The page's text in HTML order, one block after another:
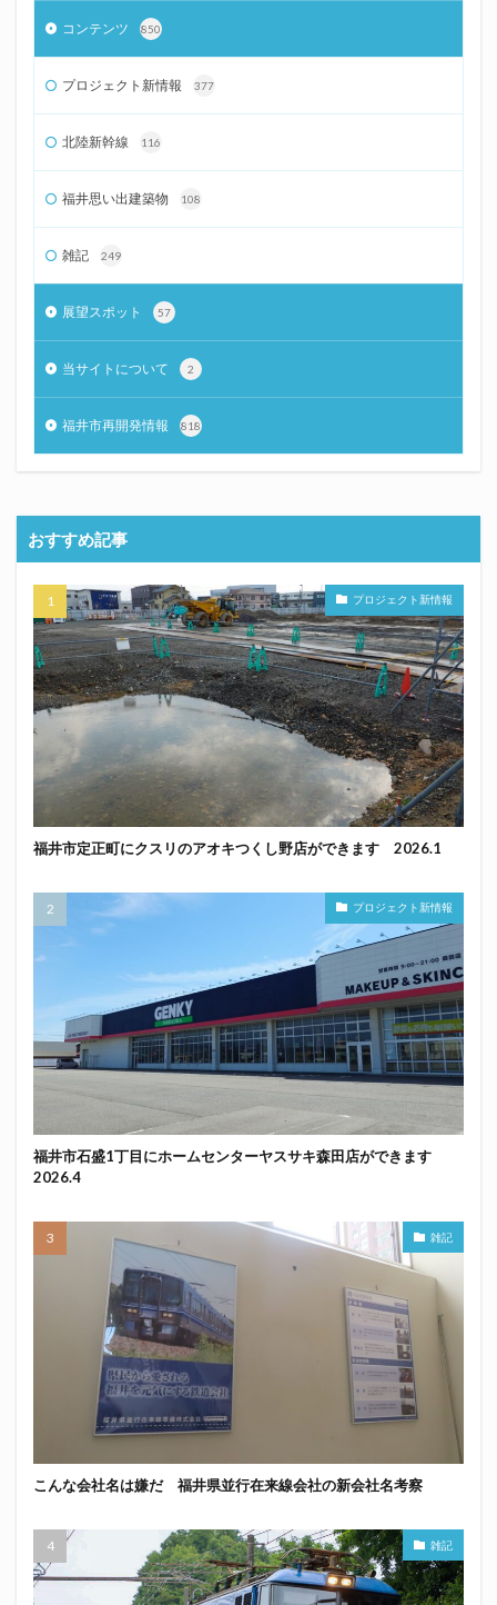
コンテンツ 850
プロジェクト新情報 377
北陸新幹線 116
福井思い出建築物 108
雑記 249
展望スポット 57
当サイトについて 2
福井市再開発情報 818
おすすめ記事
プロジェクト新情報
福井市定正町にクスリのアオキつくし野店ができます 2026.1
プロジェクト新情報
福井市石盛1丁目にホームセンターヤスサキ森田店ができます
2026.4
雑記
こんな会社名は嫌だ 福井県並行在来線会社の新会社名考察
雑記